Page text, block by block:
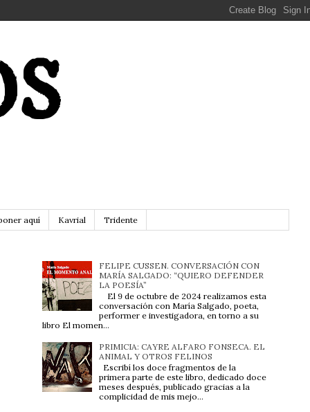
aquí Kavrial Tridente
FELIPE CUSSEN. CONVERSACIÓN CON
MARÍA SALGADO: “QUIERO DEFENDER
LA POESÍA”
El 9 de octubre de 2024 realizamos esta
conversación con María Salgado, poeta,
performer e investigadora, en torno a su
libro El momen...
PRIMICIA: CAYRE ALFARO FONSECA. EL
ANIMAL Y OTROS FELINOS
Escribí los doce fragmentos de la
primera parte de este libro, dedicado doce
meses después, publicado gracias a la
complicidad de mis mejo...